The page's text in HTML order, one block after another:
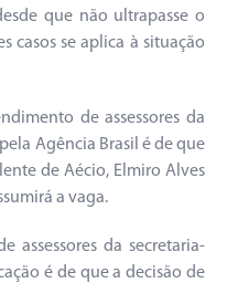
que não ultrapasse o
casos se aplica à situação
de assessores da
Agência Brasil é de que
de Aécio, Elmiro Alves
a vaga.
assessores da secretaria-
é de que a decisão de